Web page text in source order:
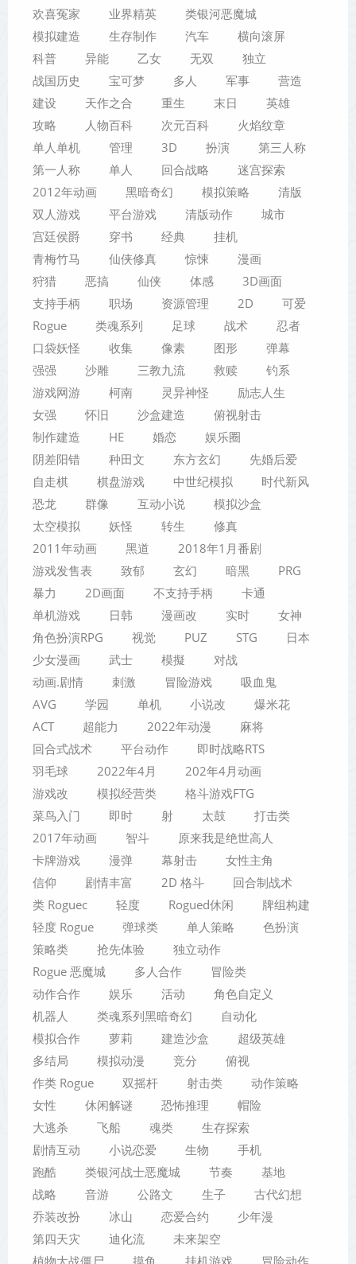
欢喜冤家
业界精英
类银河恶魔城
模拟建造
生存制作 汽车
横向滚屏
科普
异能 乙女 无双
独立
战国历史
宝可梦 多人 军事
营造
建设
天作之合 重生 末日
英雄
攻略
人物百科 次元百科
火焰纹章
单人单机
管理 3D 扮演
第三人称
第一人称
单人 回合战略
迷宫探索
2012年动画
黑暗奇幻 模拟策略
清版
双人游戏
平台游戏 清版动作
城市
宫廷侯爵
穿书 经典
挂机
青梅竹马
仙侠修真 惊悚
漫画
狩猎
恶搞 仙侠 体感
3D画面
支持手柄
职场 资源管理 2D
可爱
Rogue
类魂系列 足球 战术
忍者
口袋妖怪
收集 像素 图形
弹幕
强强
沙雕 三教九流 救赎
钓系
游戏网游
柯南 灵异神怪
励志人生
女强
怀旧 沙盒建造
俯视射击
制作建造
HE 婚恋
娱乐圈
阴差阳错
种田文 东方玄幻
先婚后爱
自走棋
棋盘游戏 中世纪模拟
时代新风
恐龙
群像 互动小说
模拟沙盒
太空模拟
妖怪 转生
修真
2011年动画
黑道
2018年1月番剧
游戏发售表
致郁 玄幻 暗黑
PRG
暴力
2D画面 不支持手柄
卡通
单机游戏
日韩 漫画改 实时
女神
角色扮演RPG
视觉 PUZ STG
日本
少女漫画
武士 模擬
对战
动画.剧情
刺激 冒险游戏
吸血鬼
AVG
学园 单机 小说改
爆米花
ACT
超能力 2022年动漫
麻将
回合式战术
平台动作
即时战略RTS
羽毛球
2022年4月
202年4月动画
游戏改
模拟经营类
格斗游戏FTG
菜鸟入门
即时 射 太鼓
打击类
2017年动画
智斗
原来我是绝世高人
卡牌游戏
漫弹 幕射击
女性主角
信仰
剧情丰富 2D 格斗
回合制战术
类 Roguec
轻度 Rogued休闲
牌组构建
轻度 Rogue
弹球类 单人策略
色扮演
策略类
抢先体验
独立动作
Rogue 恶魔城
多人合作
冒险类
动作合作
娱乐 活动
角色自定义
机器人
类魂系列黑暗奇幻
自动化
模拟合作
萝莉 建造沙盒
超级英雄
多结局
模拟动漫 竞分
俯视
作类 Rogue
双摇杆 射击类
动作策略
女性
休闲解谜 恐怖推理
帽险
大逃杀
飞船 魂类
生存探索
剧情互动
小说恋爱 生物
手机
跑酷
类银河战士恶魔城 节奏
基地
战略
音游 公路文 生子
古代幻想
乔装改扮
冰山 恋爱合约
少年漫
第四天灾
迪化流
未来架空
植物大战僵尸
摸鱼 挂机游戏 冒险动作